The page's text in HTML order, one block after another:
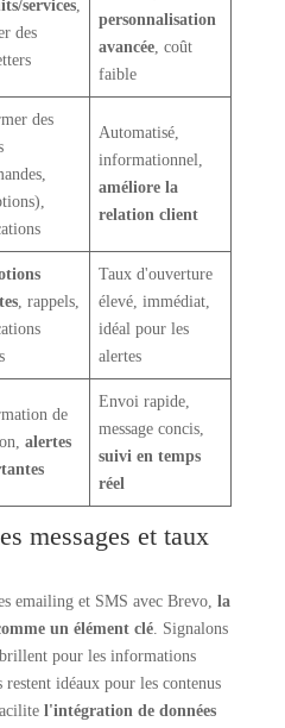
services,
des
personnalisation
avancée, coût
faible
des
Automatisé,
informationnel,
améliore la
relation client
, rappels,
Taux d'ouverture
élevé, immédiat,
idéal pour les
alertes
de
alertes
Envoi rapide,
message concis,
suivi en temps
réel
messages et taux
emailing et SMS avec Brevo, la
un élément clé. Signalons
pour les informations
idéaux pour les contenus
l'intégration de données